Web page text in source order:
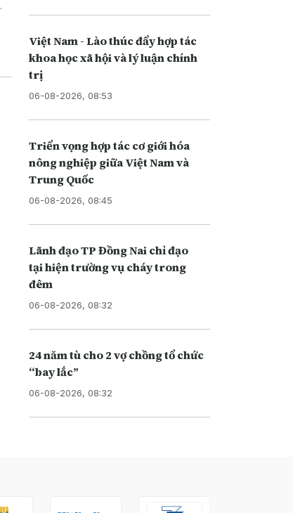
Việt Nam - Lào thúc đẩy hợp tác
khoa học xã hội và lý luận chính
trị
06-08-2026, 08:53
Triển vọng hợp tác cơ giới hóa
nông nghiệp giữa Việt Nam và
Trung Quốc
06-08-2026, 08:45
Lãnh đạo TP Đồng Nai chỉ đạo
tại hiện trường vụ cháy trong
đêm
06-08-2026, 08:32
24 năm tù cho 2 vợ chồng tổ chức
“bay lắc”
06-08-2026, 08:32